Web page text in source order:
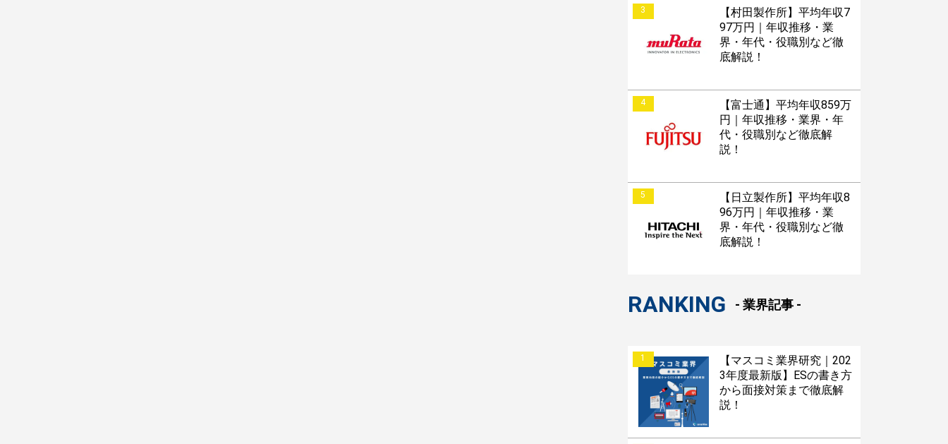
3
【村田製作所】平均年収7
97万円｜年収推移・業
界・年代・役職別など徹
底解説！
4
【富士通】平均年収859万
円｜年収推移・業界・年
代・役職別など徹底解
説！
5
【日立製作所】平均年収8
96万円｜年収推移・業
界・年代・役職別など徹
底解説！
RANKING - 業界記事 -
1
【マスコミ業界研究｜202
3年度最新版】ESの書き方
から面接対策まで徹底解
説！